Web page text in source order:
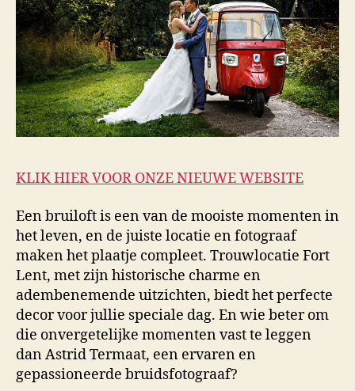
KLIK HIER VOOR ONZE NIEUWE WEBSITE
Een bruiloft is een van de mooiste momenten in
het leven, en de juiste locatie en fotograaf
maken het plaatje compleet. Trouwlocatie Fort
Lent, met zijn historische charme en
adembenemende uitzichten, biedt het perfecte
decor voor jullie speciale dag. En wie beter om
die onvergetelijke momenten vast te leggen
dan Astrid Termaat, een ervaren en
gepassioneerde bruidsfotograaf?